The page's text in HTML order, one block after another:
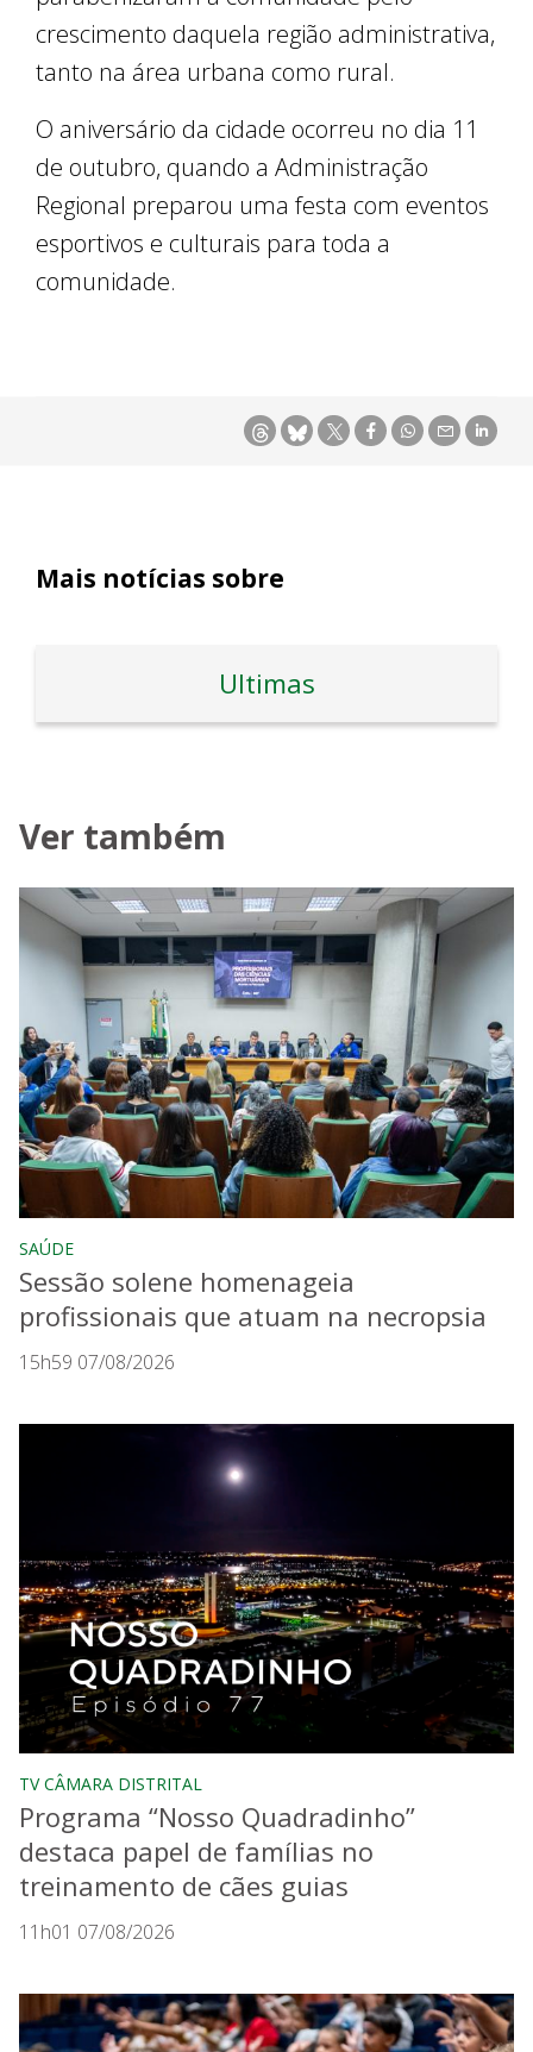
crescimento daquela região administrativa,
tanto na área urbana como rural.
O aniversário da cidade ocorreu no dia 11
de outubro, quando a Administração
Regional preparou uma festa com eventos
esportivos e culturais para toda a
comunidade.
Mais notícias sobre
Ultimas
Ver também
SAÚDE
Sessão solene homenageia
profissionais que atuam na necropsia
15h59 07/08/2026
TV CÂMARA DISTRITAL
Programa “Nosso Quadradinho”
destaca papel de famílias no
treinamento de cães guias
11h01 07/08/2026